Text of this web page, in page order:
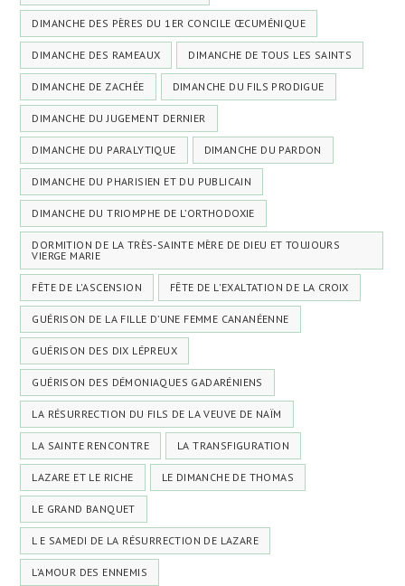
DIMANCHE DES PÈRES DU 1ER CONCILE ŒCUMÉNIQUE
DIMANCHE DES RAMEAUX DIMANCHE DE TOUS LES SAINTS
DIMANCHE DE ZACHÉE DIMANCHE DU FILS PRODIGUE
DIMANCHE DU JUGEMENT DERNIER
DIMANCHE DU PARALYTIQUE DIMANCHE DU PARDON
DIMANCHE DU PHARISIEN ET DU PUBLICAIN
DIMANCHE DU TRIOMPHE DE L’ORTHODOXIE
DORMITION DE LA TRÈS-SAINTE MÈRE DE DIEU ET TOUJOURS
VIERGE MARIE
FÊTE DE L'ASCENSION FÊTE DE L'EXALTATION DE LA CROIX
GUÉRISON DE LA FILLE D’UNE FEMME CANANÉENNE
GUÉRISON DES DIX LÉPREUX
GUÉRISON DES DÉMONIAQUES GADARÉNIENS
LA RÉSURRECTION DU FILS DE LA VEUVE DE NAÏM
LA SAINTE RENCONTRE LA TRANSFIGURATION
LAZARE ET LE RICHE LE DIMANCHE DE THOMAS
LE GRAND BANQUET
L E SAMEDI DE LA RÉSURRECTION DE LAZARE
L’AMOUR DES ENNEMIS